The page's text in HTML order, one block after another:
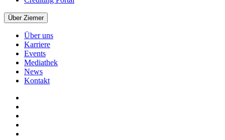
Über Ziemer
Über uns
Karriere
Events
Mediathek
News
Kontakt